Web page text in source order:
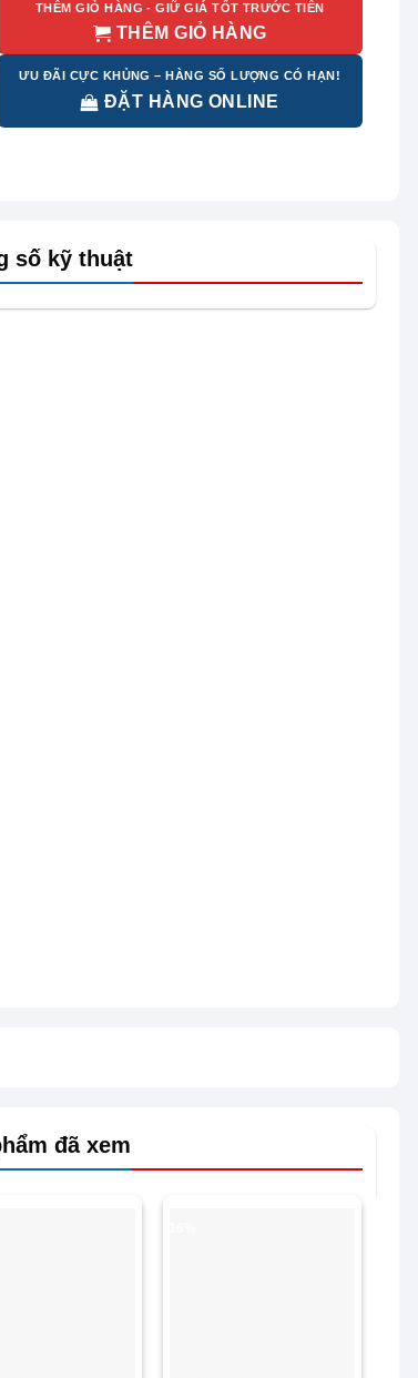
THÊM GIỎ HÀNG - GIỮ GIÁ TỐT TRƯỚC TIÊN
THÊM GIỎ HÀNG
ƯU ĐÃI CỰC KHỦNG – HÀNG SỐ LƯỢNG CÓ HẠN!
ĐẶT HÀNG ONLINE
số kỹ thuật
đã xem